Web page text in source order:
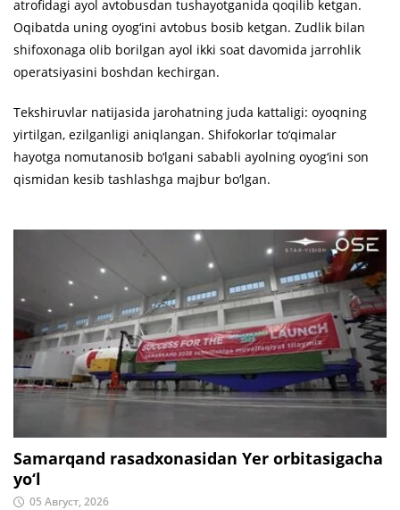
atrofidagi ayol avtobusdan tushayotganida qoqilib ketgan.
Oqibatda uning oyog‘ini avtobus bosib ketgan. Zudlik bilan
shifoxonaga olib borilgan ayol ikki soat davomida jarrohlik
operatsiyasini boshdan kechirgan.
Tekshiruvlar natijasida jarohatning juda kattaligi: oyoqning
yirtilgan, ezilganligi aniqlangan. Shifokorlar to‘qimalar
hayotga nomutanosib bo‘lgani sababli ayolning oyog‘ini son
qismidan kesib tashlashga majbur bo‘lgan.
Samarqand rasadxonasidan Yer orbitasigacha
yo‘l
05 Август, 2026